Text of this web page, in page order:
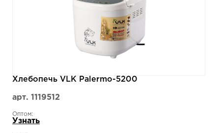
Хлебопечь VLK Palermo-5200
арт. 1119512
Оптом:
Узнать